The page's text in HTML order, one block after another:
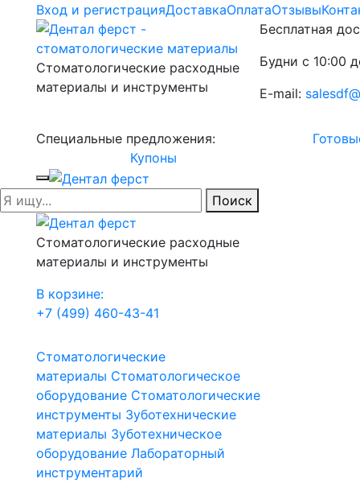
Вход и регистрацияДоставкаОплатаОтзывы
Стоматологические расходные
материалы и инструменты
Бесплатная
Будни с 10:00
E-mail:
Специальные предложения:
Купоны
Поиск
Стоматологические расходные
материалы и инструменты
В корзине:
+7 (499) 460-43-41
Стоматологические
материалы Стоматологическое
оборудование Стоматологические
инструменты Зуботехнические
материалы Зуботехническое
оборудование Лабораторный
инструментарий